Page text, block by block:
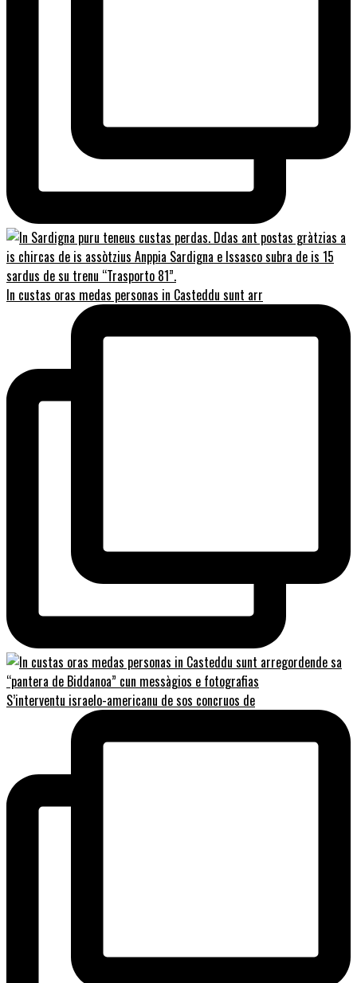
In custas oras medas personas in Casteddu sunt arr
S’interventu israelo-americanu de sos concruos de